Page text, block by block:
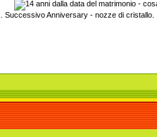
. Successivo Anniversary - nozze di cristallo.